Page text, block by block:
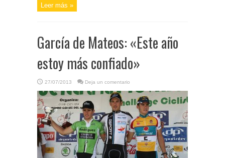
Leer más »
García de Mateos: «Este año
estoy más confiado»
27/07/2013 Deja un comentario